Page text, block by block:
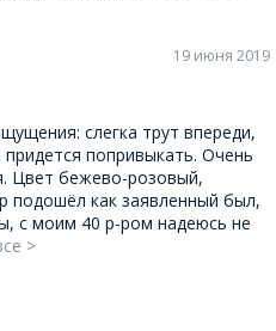
19 июня 2019
слегка трут впереди,
попривыкать. Очень
Цвет бежево-розовый,
подошёл как заявленный был,
с моим 40 р-ром надеюсь не
>